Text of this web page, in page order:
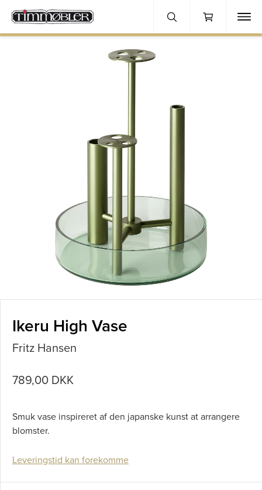
Ikeru High Vase
Fritz Hansen
789,00 DKK
Smuk vase inspireret af den japanske kunst at arrangere
blomster.
Leveringstid kan forekomme